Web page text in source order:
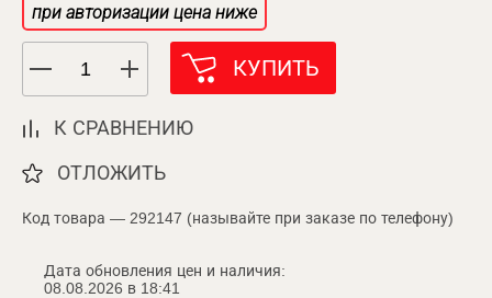
при авторизации цена ниже
КУПИТЬ
К СРАВНЕНИЮ
ОТЛОЖИТЬ
Код товара — 292147 (называйте при заказе по телефону)
Дата обновления цен и наличия:
08.08.2026 в 18:41